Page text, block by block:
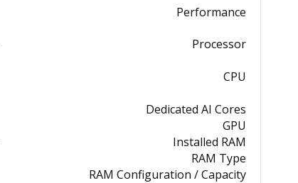
Performance
Processor
CPU
Dedicated AI Cores
GPU
Installed RAM
RAM Type
RAM Configuration / Capacity